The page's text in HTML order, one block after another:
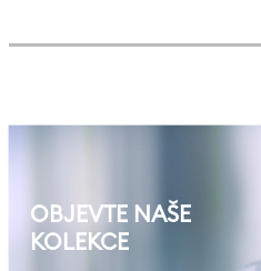
OBJEVTE NAŠE
KOLEKCE